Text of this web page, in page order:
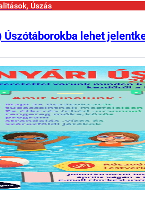
Úszás
Úszótáborokba lehet